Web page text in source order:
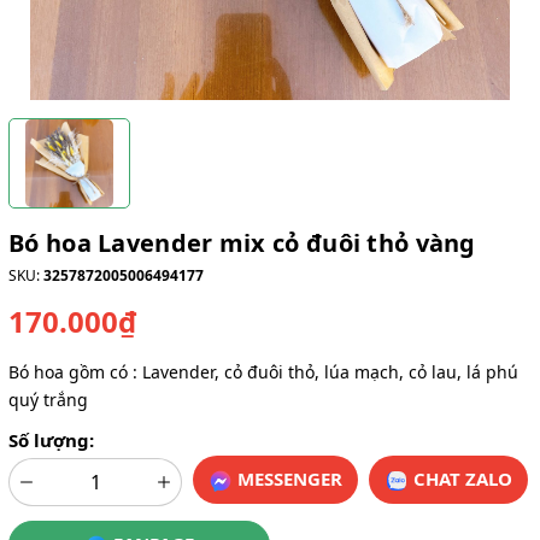
Bó hoa Lavender mix cỏ đuôi thỏ vàng
SKU:3257872005006494177
170.000₫
Bó hoa gồm có : Lavender, cỏ đuôi thỏ, lúa mạch, cỏ lau, lá phú
quý trắng
Số lượng:
MESSENGER
CHAT ZALO